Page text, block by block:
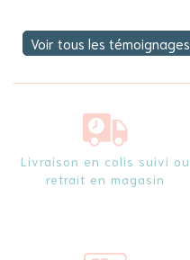
Voir tous les témoignages
Livraison en colis suivi ou
retrait en magasin